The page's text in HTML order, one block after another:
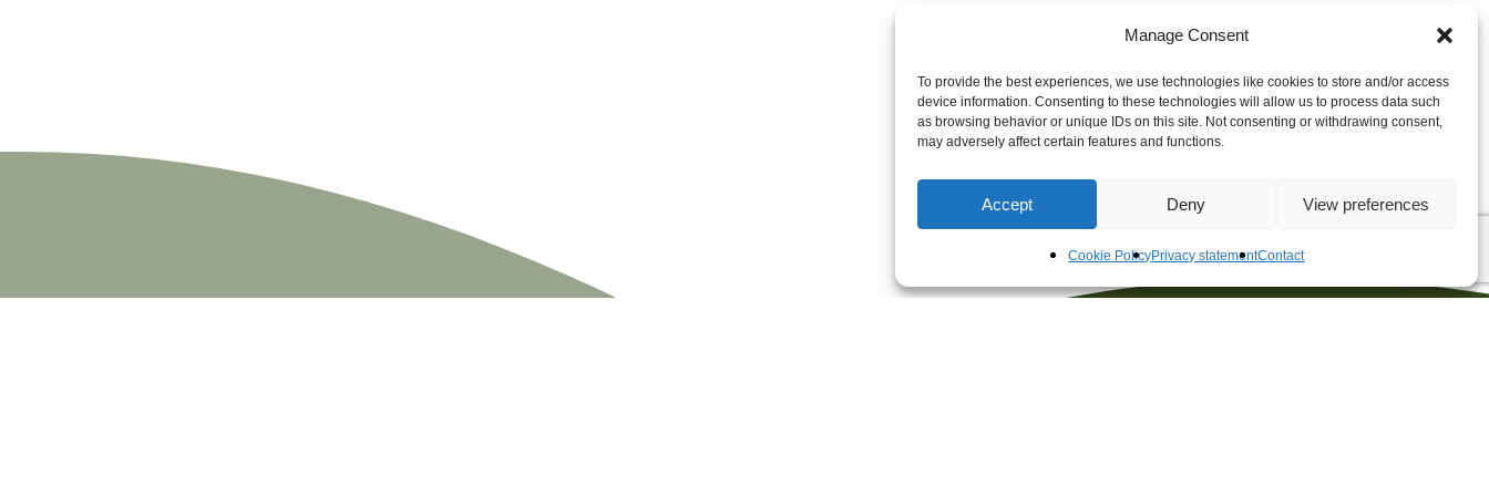
Manage Consent
To provide the best experiences, we use technologies like cookies to store and/or access
device information. Consenting to these technologies will allow us to process data such
as browsing behavior or unique IDs on this site. Not consenting or withdrawing consent,
may adversely affect certain features and functions.
Accept Deny View preferences
Cookie PolicyPrivacy statementContact